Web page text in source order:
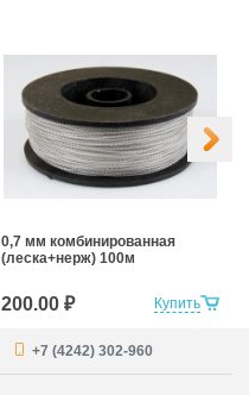
Купить
0,7 мм комбинированная
(леска+нерж) 100м
200.00 ₽
+7 (4242) 302-960